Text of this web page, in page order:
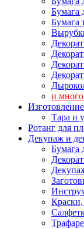
Бумага
Бумага
и
Тара и
Ротанг для
Декупаж и
Бумага